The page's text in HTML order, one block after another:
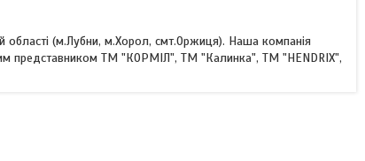
області (м.Лубни, м.Хорол, смт.Оржиця). Наша компанія
представником ТМ "КОРМІЛ", ТМ "Калинка", ТМ "HENDRIX",